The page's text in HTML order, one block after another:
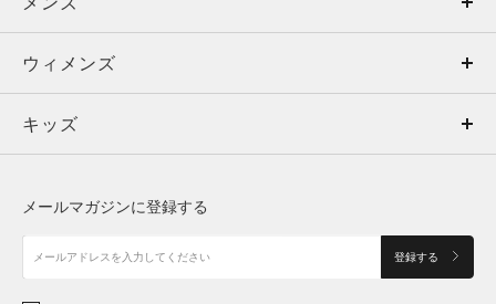
ウィメンズ
キッズ
アクセサリー
トップス
ボトムス
アクセサリー
ウィメンズ
トップス
シューズ
キッズ
メールマガジンに登録する
登録する